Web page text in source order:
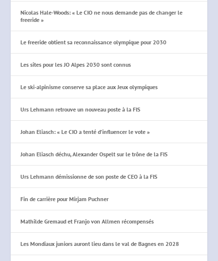
Nicolas Hale-Woods: « Le CIO ne nous demande pas de changer le
freeride »
Le freeride obtient sa reconnaissance olympique pour 2030
Les sites pour les JO Alpes 2030 sont connus
Le ski-alpinisme conserve sa place aux Jeux olympiques
Urs Lehmann retrouve un nouveau poste à la FIS
Johan Eliasch: « Le CIO a tenté d’influencer le vote »
Johan Eliasch déchu, Alexander Ospelt sur le trône de la FIS
Urs Lehmann démissionne de son poste de CEO à la FIS
Fin de carrière pour Mirjam Puchner
Mathilde Gremaud et Franjo von Allmen récompensés
Les Mondiaux juniors auront lieu dans le val de Bagnes en 2028